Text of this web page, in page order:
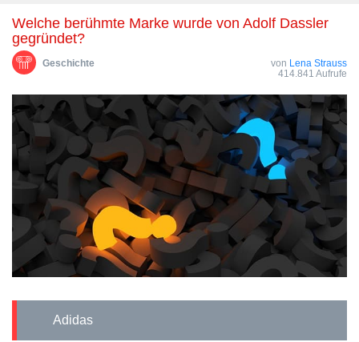
Welche berühmte Marke wurde von Adolf Dassler
gegründet?
Geschichte von Lena Strauss
414.841 Aufrufe
Adidas